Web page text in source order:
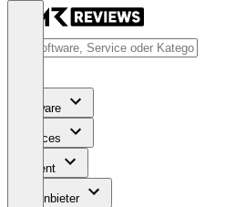
Software
Services
Content
Für Anbieter